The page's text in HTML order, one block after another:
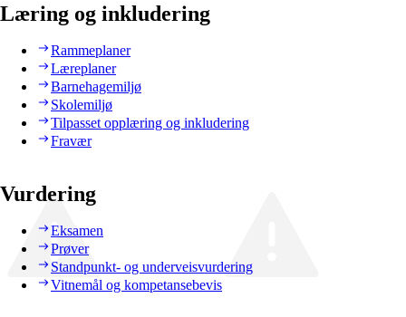
Læring og inkludering
Rammeplaner
Læreplaner
Barnehagemiljø
Skolemiljø
Tilpasset opplæring og inkludering
Fravær
Vurdering
Eksamen
Prøver
Standpunkt- og underveisvurdering
Vitnemål og kompetansebevis